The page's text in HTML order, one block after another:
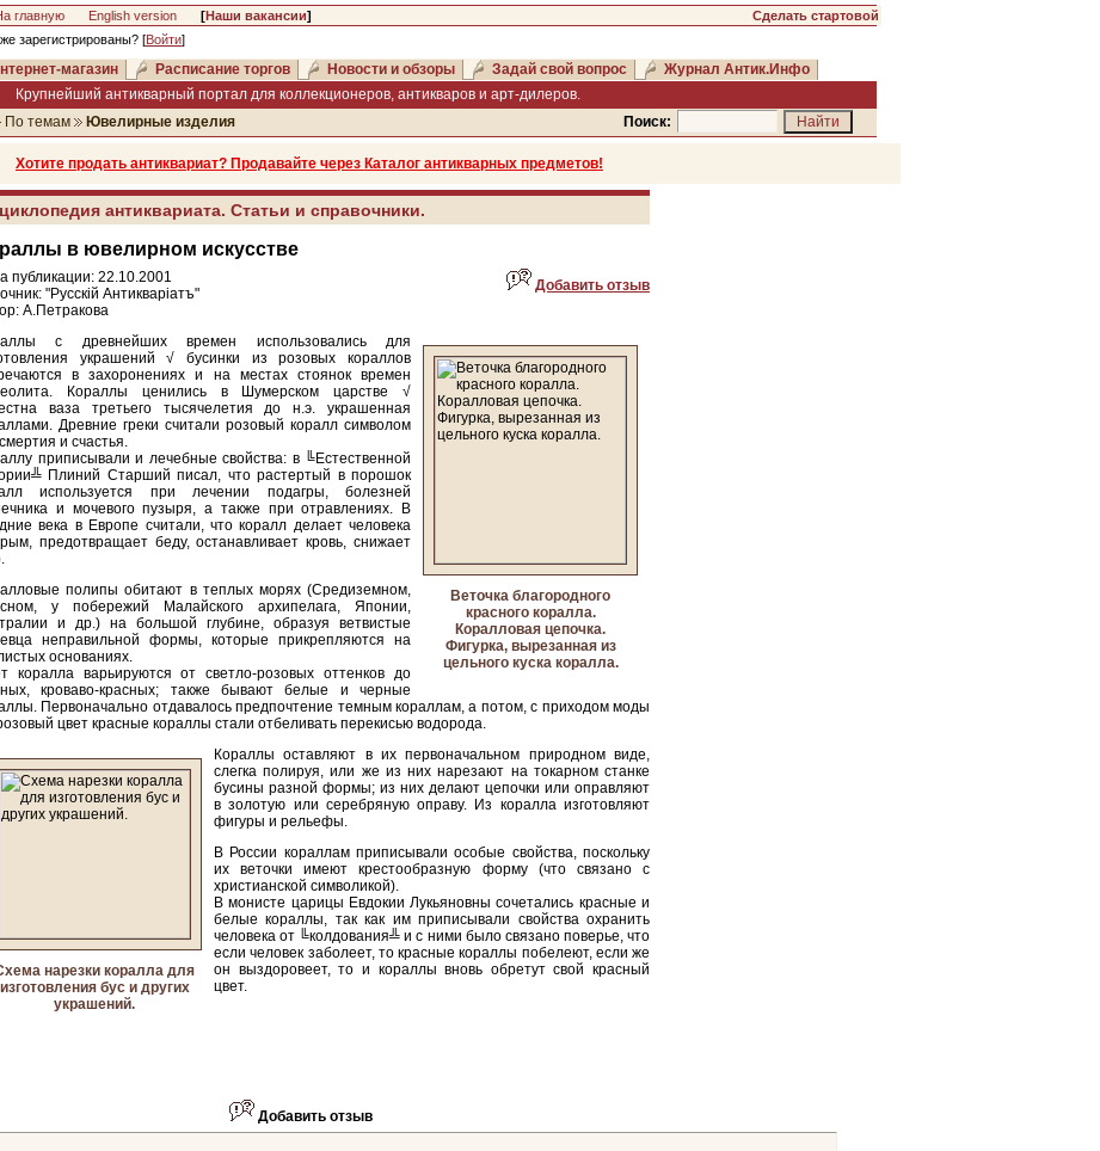
главную English version [Наши вакансии]
зарегистрированы? [Войти]
Сделать стартовой
магазин Расписание торгов Новости и обзоры Задай свой вопрос
Журнал Антик.Инфо
Крупнейший антикварный портал для коллекционеров, антикваров и арт-дилеров.
По темам Ювелирные изделия Поиск:
Хотите продать антиквариат? Продавайте через Каталог антикварных предметов!
антиквариата. Статьи и справочники.
в ювелирном искусстве
публикации: 22.10.2001
"Русскiй Антикварiатъ"
А.Петракова
Добавить отзыв
Веточка благородного
красного коралла.
Коралловая цепочка.
Фигурка, вырезанная из
цельного куска коралла.
с древнейших времен использовались для
украшений √ бусинки из розовых кораллов
в захоронениях и на местах стоянок времен
Кораллы ценились в Шумерском царстве √
ваза третьего тысячелетия до н.э. украшенная
Древние греки считали розовый коралл символом
и счастья.
приписывали и лечебные свойства: в ╚Естественной
Плиний Старший писал, что растертый в порошок
используется при лечении подагры, болезней
и мочевого пузыря, а также при отравлениях. В
века в Европе считали, что коралл делает человека
предотвращает беду, останавливает кровь, снижает
полипы обитают в теплых морях (Средиземном,
у побережий Малайского архипелага, Японии,
и др.) на большой глубине, образуя ветвистые
неправильной формы, которые прикрепляются на
основаниях.
коралла варьируются от светло-розовых оттенков до
кроваво-красных; также бывают белые и черные
Первоначально отдавалось предпочтение темным кораллам, а потом, с приходом моды
цвет красные кораллы стали отбеливать перекисью водорода.
нарезки коралла для
изготовления бус и других
украшений.
Кораллы оставляют в их первоначальном природном виде,
слегка полируя, или же из них нарезают на токарном станке
бусины разной формы; из них делают цепочки или оправляют
в золотую или серебряную оправу. Из коралла изготовляют
фигуры и рельефы.
В России кораллам приписывали особые свойства, поскольку
их веточки имеют крестообразную форму (что связано с
христианской символикой).
В монисте царицы Евдокии Лукьяновны сочетались красные и
белые кораллы, так как им приписывали свойства охранить
человека от ╚колдования╩ и с ними было связано поверье, что
если человек заболеет, то красные кораллы побелеют, если же
он выздоровеет, то и кораллы вновь обретут свой красный
цвет.
Добавить отзыв